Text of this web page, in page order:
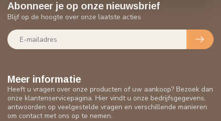
Meer informatie
Heeft u vragen over onze producten of uw aankoop? Bezoek dan
onze klantenservicepagina. Hier vindt u onze bedrijfsgegevens,
antwoorden op veelgestelde vragen en verschillende manieren
om contact met ons op te nemen.
Abonneer je op onze nieuwsbrief
Blijf op de hoogte over onze laatste acties